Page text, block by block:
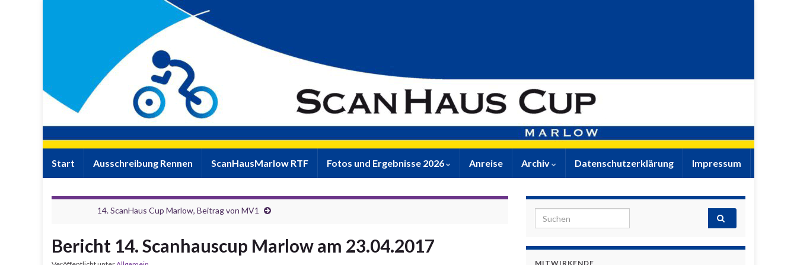
Start Ausschreibung Rennen ScanHausMarlow RTF Fotos und Ergebnisse 2026 Anreise Archiv Datenschutzerklärung Impressum
14. ScanHaus Cup Marlow, Beitrag von MV1
Bericht 14. Scanhauscup Marlow am 23.04.2017
Search for:
MITWIRKENDE